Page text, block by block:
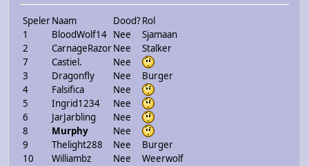
SpelerNaam Dood?Rol
1
BloodWolf14 Nee
Sjamaan
2
CarnageRazorNee
Stalker
7
Castiel.
Nee
3
Dragonfly Nee
Burger
4
Falsifica
Nee
5
Ingrid1234
Nee
6
JarJarbling
Nee
8
Murphy
Nee
9
Thelight288 Nee
Burger
10
Williambz Nee Weerwolf